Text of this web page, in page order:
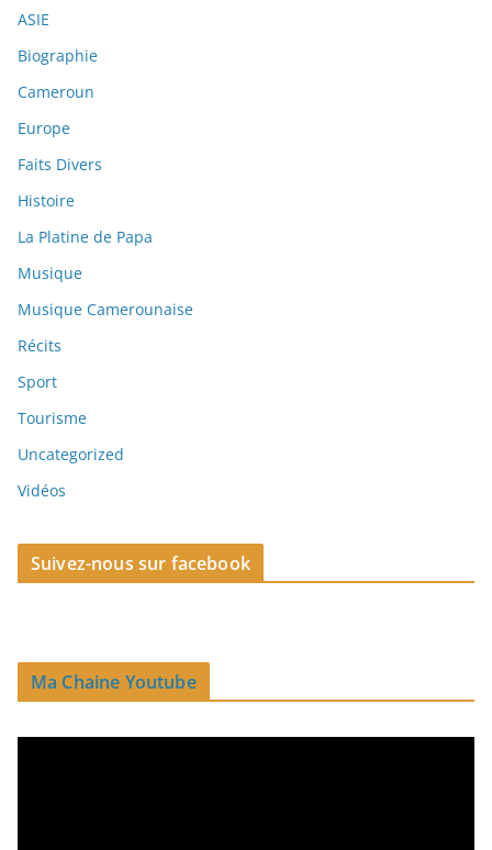
ASIE
Biographie
Cameroun
Europe
Faits Divers
Histoire
La Platine de Papa
Musique
Musique Camerounaise
Récits
Sport
Tourisme
Uncategorized
Vidéos
Suivez-nous sur facebook
Ma Chaine Youtube